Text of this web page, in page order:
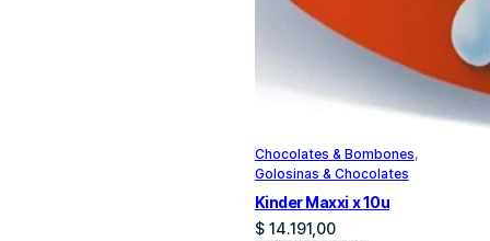
Chocolates & Bombones ,
Golosinas & Chocolates
Kinder Maxxi x 10u
$14.191,00